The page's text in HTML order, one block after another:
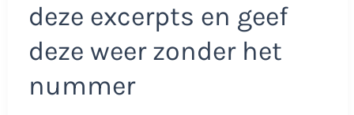
deze excerpts en geef
deze weer zonder het
nummer